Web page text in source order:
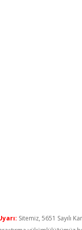
Sitemiz, 5651 Sayılı